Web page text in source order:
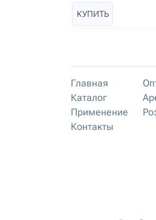
КУПИТЬ
Главная
Каталог
Применение
Контакты